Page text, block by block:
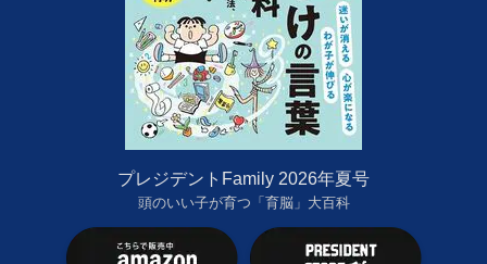
プレジデントFamily 2026年夏号
頭のいい子が育つ「育脳」大百科